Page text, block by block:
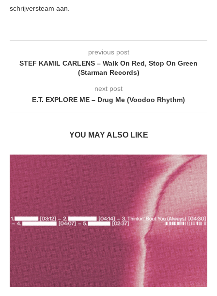
schrijversteam aan.
previous post
STEF KAMIL CARLENS – Walk On Red, Stop On Green
(Starman Records)
next post
E.T. EXPLORE ME – Drug Me (Voodoo Rhythm)
YOU MAY ALSO LIKE